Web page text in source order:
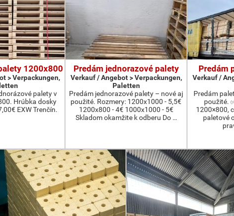
1200x800
> Verpackungen,
palety v
Hrúbka dosky
EXW Trenčín.
Predám jednorazové palety
Verkauf / Angebot > Verpackungen,
Paletten
Predám jednorazové palety – nové aj
použité. Rozmery: 1200x1000 - 5,5€
1200x800 - 4€ 1000x1000 - 5€
Skladom okamžite k odberu Do …
Predám
Verkauf /
Predám
použité.
1200×800,
paletové